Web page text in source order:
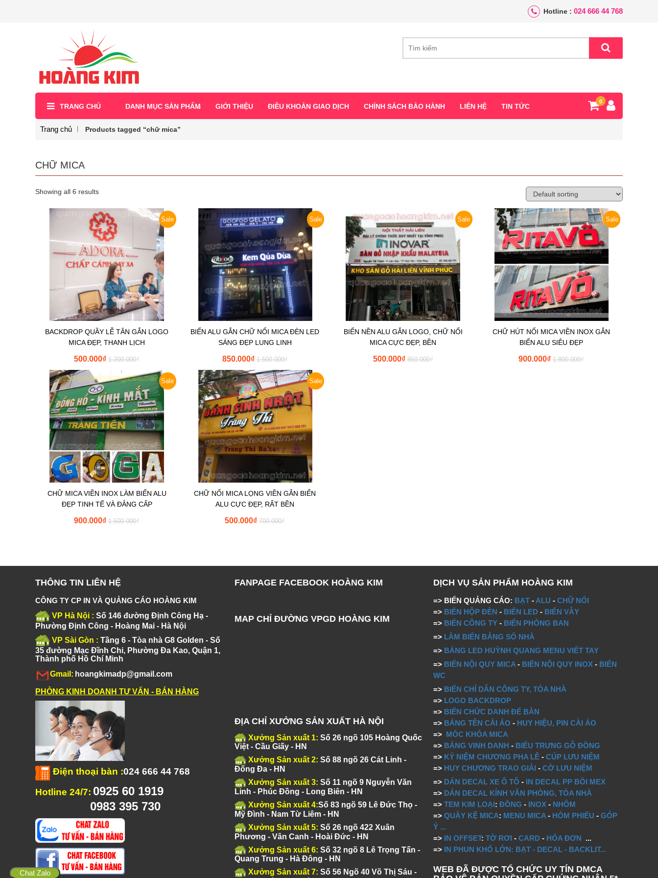
Hotline : 024 666 44 768
TRANG CHỦ DANH MỤC SẢN PHẨM GIỚI THIỆU ĐIỀU KHOẢN GIAO DỊCH CHÍNH SÁCH BẢO HÀNH LIÊN HỆ TIN TỨC
0
Trang chủ Products tagged “chữ mica”
CHỮ MICA
Showing all 6 results
Sale
BACKDROP QUẦY LỄ TÂN GẮN LOGO
MICA ĐẸP, THANH LỊCH
₫
1.200.000
₫
500.000
Sale
BIỂN ALU GẮN CHỮ NỔI MICA ĐÈN LED
SÁNG ĐẸP LUNG LINH
₫
1.500.000
₫
850.000
Sale
BIỂN NỀN ALU GẮN LOGO, CHỮ NỔI
MICA CỰC ĐẸP, BỀN
₫
850.000
₫
500.000
Sale
CHỮ HÚT NỔI MICA VIỀN INOX GẮN
BIỂN ALU SIÊU ĐẸP
₫
1.800.000
₫
900.000
Sale
CHỮ MICA VIỀN INOX LÀM BIỂN ALU
ĐẸP TINH TẾ VÀ ĐẲNG CẤP
₫
1.500.000
₫
900.000
Sale
CHỮ NỔI MICA LỌNG VIỀN GẮN BIỂN
ALU CỰC ĐẸP, RẤT BỀN
₫
700.000
₫
500.000
THÔNG TIN LIÊN HỆ
CÔNG TY CP IN VÀ QUẢNG CÁO HOÀNG KIM
VP Hà Nội : Số 146 đường Định Công Hạ -
Phường Định Công - Hoàng Mai - Hà Nội
VP Sài Gòn : Tầng 6 - Tòa nhà G8 Golden - Số
35 đường Mạc Đĩnh Chi, Phường Đa Kao, Quận 1,
Thành phố Hồ Chí Minh
Gmail: hoangkimadp@gmail.com
PHÒNG KINH DOANH TƯ VẤN - BÁN HÀNG
Điện thoại bàn :024 666 44 768
Hotline 24/7: 0925 60 1919
0983 395 730
FANPAGE FACEBOOK HOÀNG KIM
MAP CHỈ ĐƯỜNG VPGD HOÀNG KIM
ĐỊA CHỈ XƯỞNG SẢN XUẤT HÀ NỘI
Xưởng Sản xuất 1: Số 26 ngõ 105 Hoàng Quốc
Việt - Cầu Giấy - HN
Xưởng Sản xuất 2: Số 88 ngõ 26 Cát Linh -
Đống Đa - HN
Xưởng Sản xuất 3: Số 11 ngõ 9 Nguyễn Văn
Linh - Phúc Đồng - Long Biên - HN
Xưởng Sản xuất 4:Số 83 ngõ 59 Lê Đức Thọ -
Mỹ Đình - Nam Từ Liêm - HN
Xưởng Sản xuất 5: Số 26 ngõ 422 Xuân
Phương - Vân Canh - Hoài Đức - HN
Xưởng Sản xuất 6: Số 32 ngõ 8 Lê Trọng Tấn -
Quang Trung - Hà Đông - HN
Xưởng Sản xuất 7: Số 56 Ngõ 40 Võ Thị Sáu -
DỊCH VỤ SẢN PHẨM HOÀNG KIM
=> BIỂN QUẢNG CÁO: BẠT - ALU -CHỮ NỔI
=> BIỂN HỘP ĐÈN - BIỂN LED - BIỂN VẪY
=> BIỂN CÔNG TY - BIỂN PHÒNG BAN
=> LÀM BIỂN BẢNG SỐ NHÀ
=> BẢNG LED HUỲNH QUANG MENU VIẾT TAY
=> BIỂN NỘI QUY MICA - BIỂN NỘI QUY INOX - BIỂN
WC
=> BIỂN CHỈ DẪN CÔNG TY, TÒA NHÀ
=> LOGO BACKDROP
=> BIỂN CHỨC DANH ĐỂ BÀN
=> BẢNG TÊN CÀI ÁO - HUY HIỆU, PIN CÀI ÁO
=> MÓC KHÓA MICA
=> BẢNG VINH DANH - BIỂU TRƯNG GỖ ĐỒNG
=> KỶ NIỆM CHƯƠNG PHA LÊ -CÚP LƯU NIỆM
=> HUY CHƯƠNG TRAO GIẢI -CỜ LƯU NIỆM
=> DÁN DECAL XE Ô TÔ - IN DECAL PP BỒI MEX
=> DÁN DECAL KÍNH VĂN PHÒNG, TÒA NHÀ
=>TEM KIM LOẠI:ĐỒNG - INOX - NHÔM
=>QUẦY KỆ MICA: MENU MICA - HÒM PHIẾU -GÓP
Ý ...
=> IN OFFSET:TỜ RƠI -CARD - HÓA ĐƠN ...
=> IN PHUN KHỔ LỚN: BẠT - DECAL - BACKLIT...
WEB ĐÃ ĐƯỢC TỔ CHỨC UY TÍN DMCA
Chat Zalo